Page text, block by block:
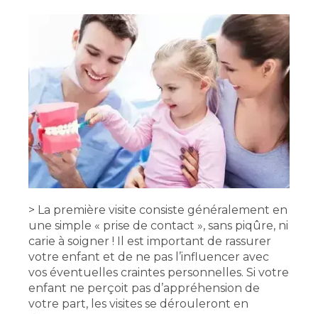
> La première visite consiste généralement en
une simple « prise de contact », sans piqûre, ni
carie à soigner ! Il est important de rassurer
votre enfant et de ne pas l’influencer avec
vos éventuelles craintes personnelles. Si votre
enfant ne perçoit pas d’appréhension de
votre part, les visites se dérouleront en